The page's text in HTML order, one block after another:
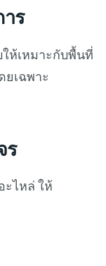
ร
ห้เหมาะกับพื้นที่
เฉพาะ
ร
ไหล่ ให้